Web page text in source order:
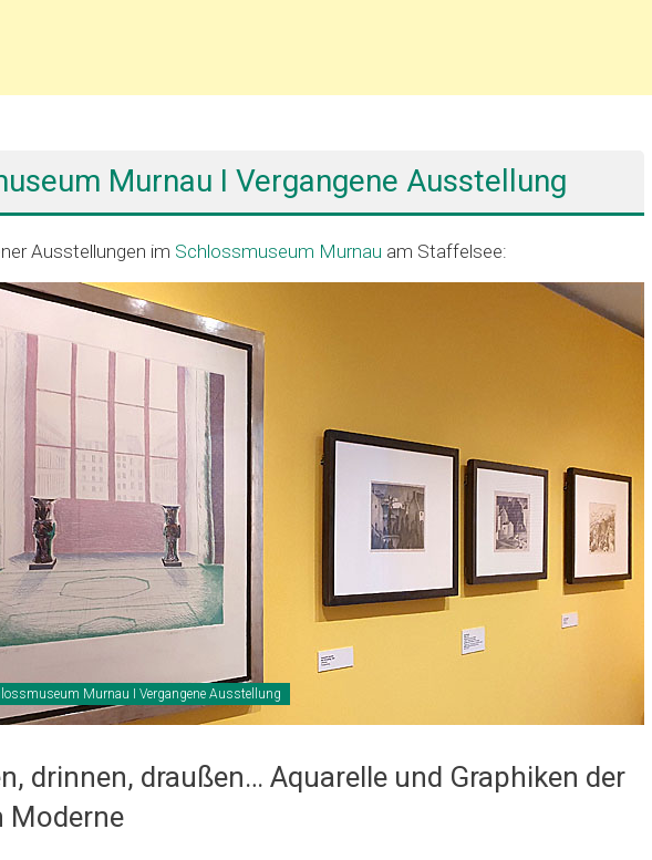
Murnau I Vergangene Ausstellung
Ausstellungen im Schlossmuseum Murnau am Staffelsee:
Murnau I Vergangene Ausstellung
drinnen, draußen… Aquarelle und Graphiken der
Moderne